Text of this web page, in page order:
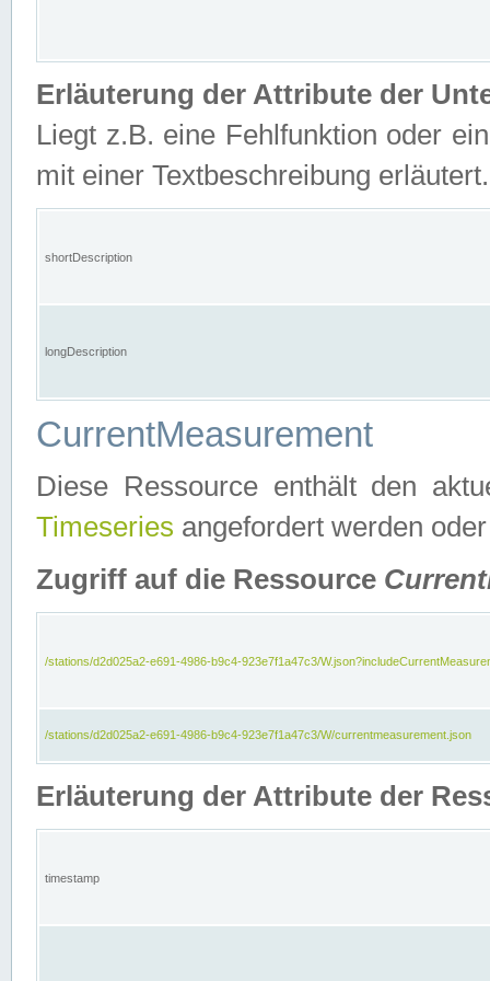
Erläuterung der Attribute der
Liegt z.B. eine Fehlfunktion oder
mit einer Textbeschreibung erläutert.
shortDescription
longDescription
CurrentMeasurement
Diese Ressource enthält den
Timeseries angefordert werden
Zugriff auf die Ressource
/stations/d2d025a2-e691-4986-b9c4-923e7f1a47c3/
/stations/d2d025a2-e691-4986-b9c4-923e7f1a47c3/W/currentmeasurement.json
Erläuterung der Attribute der
timestamp